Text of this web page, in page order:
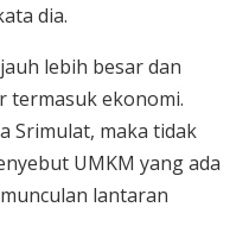
dia.
lebih besar dan
termasuk ekonomi.
Srimulat, maka tidak
UMKM yang ada
lantaran